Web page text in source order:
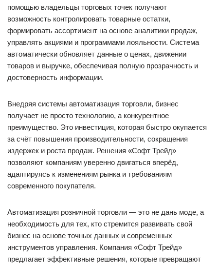
помощью владельцы торговых точек получают
возможность контролировать товарные остатки,
формировать ассортимент на основе аналитики продаж,
управлять акциями и программами лояльности. Система
автоматически обновляет данные о ценах, движении
товаров и выручке, обеспечивая полную прозрачность и
достоверность информации.
Внедряя системы автоматизация торговли, бизнес
получает не просто технологию, а конкурентное
преимущество. Это инвестиция, которая быстро окупается
за счёт повышения производительности, сокращения
издержек и роста продаж. Решения «Софт Трейд»
позволяют компаниям уверенно двигаться вперёд,
адаптируясь к изменениям рынка и требованиям
современного покупателя.
Автоматизация розничной торговли — это не дань моде, а
необходимость для тех, кто стремится развивать свой
бизнес на основе точных данных и современных
инструментов управления. Компания «Софт Трейд»
предлагает эффективные решения, которые превращают